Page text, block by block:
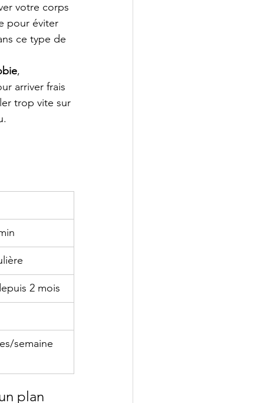
votre corps
pour éviter
ce type de
,
arriver frais
trop vite sur
2 mois
semaine
plan